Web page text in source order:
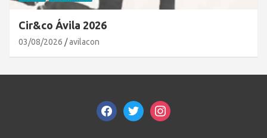
Cir&co Ávila 2026
03/08/2026 avilacon
facebooktwitterinstagram